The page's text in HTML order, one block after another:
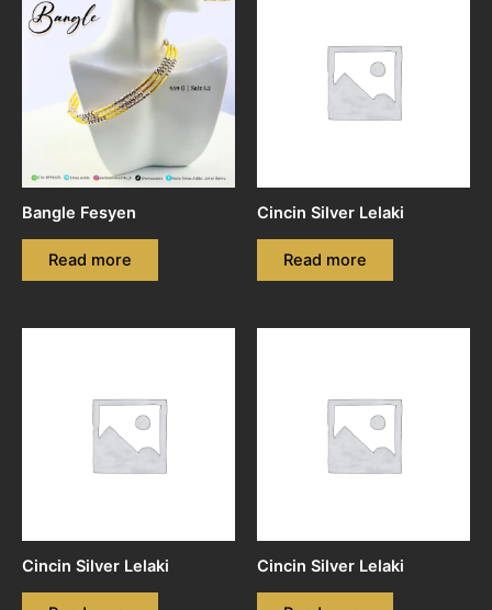
Bangle Fesyen
Read more
Cincin Silver Lelaki
Read more
Cincin Silver Lelaki Cincin Silver Lelaki